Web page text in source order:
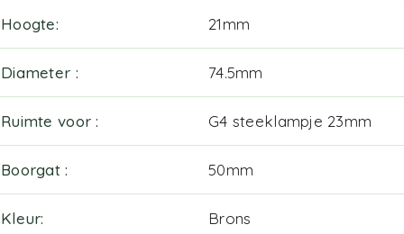
Hoogte 21mm
Diameter 74.5mm
Ruimte voor G4 steeklampje 23mm
Boorgat 50mm
Kleur Brons